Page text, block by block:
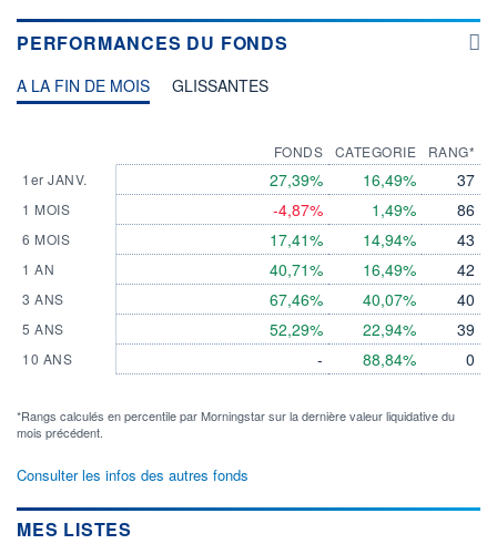
PERFORMANCES DU FONDS
A LA FIN DE MOIS GLISSANTES
1er JANV.
1 MOIS
6 MOIS
1 AN
3 ANS
5 ANS
10 ANS
FONDS
27,39%
-4,87%
17,41%
40,71%
67,46%
52,29%
-
CATEGORIE
16,49%
1,49%
14,94%
16,49%
40,07%
22,94%
88,84%
RANG*
37
86
43
42
40
39
0
*Rangs calculés en percentile par Morningstar sur la dernière valeur liquidative du
mois précédent.
Consulter les infos des autres fonds
MES LISTES